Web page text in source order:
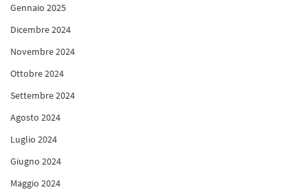
Gennaio 2025
Dicembre 2024
Novembre 2024
Ottobre 2024
Settembre 2024
Agosto 2024
Luglio 2024
Giugno 2024
Maggio 2024